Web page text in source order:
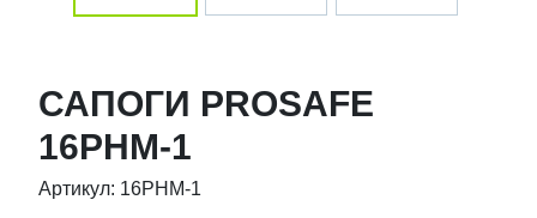
САПОГИ PROSAFE
16РНМ-1
Артикул: 16РНМ-1